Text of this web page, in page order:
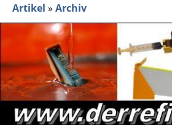
Artikel » Archiv